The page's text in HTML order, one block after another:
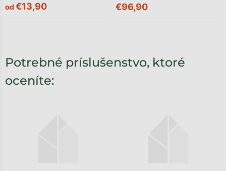
od€13,90 €96,90
Potrebné príslušenstvo, ktoré
oceníte: